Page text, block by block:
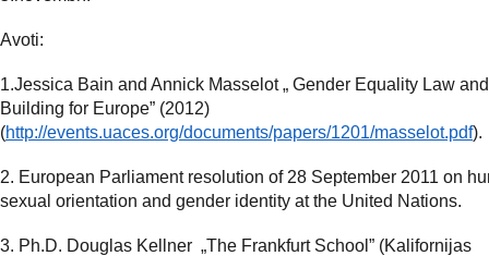
Avoti:
1.Jessica Bain and Annick Masselot „ Gender Equality Law
Building for Europe” (2012)
(http://events.uaces.org/documents/papers/1201/masselot.pdf).
2. European Parliament resolution of 28 September 2011 on
sexual orientation and gender identity at the United Nations.
3. Ph.D. Douglas Kellner „The Frankfurt School” (Kalifornijas